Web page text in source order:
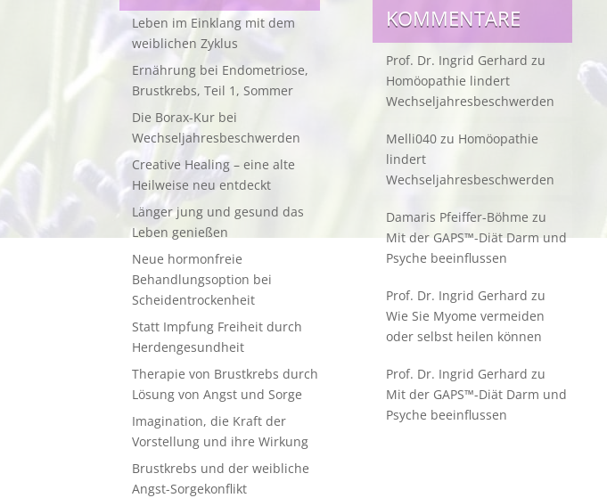
Leben im Einklang mit dem
weiblichen Zyklus
Ernährung bei Endometriose,
Brustkrebs, Teil 1, Sommer
Die Borax-Kur bei
Wechseljahresbeschwerden
Creative Healing – eine alte
Heilweise neu entdeckt
Länger jung und gesund das
Leben genießen
Neue hormonfreie
Behandlungsoption bei
Scheidentrockenheit
Statt Impfung Freiheit durch
Herdengesundheit
Therapie von Brustkrebs durch
Lösung von Angst und Sorge
Imagination, die Kraft der
Vorstellung und ihre Wirkung
Brustkrebs und der weibliche
Angst-Sorgekonflikt
KOMMENTARE
Prof. Dr. Ingrid Gerhard zu
Homöopathie lindert
Wechseljahresbeschwerden
Melli040zu Homöopathie
lindert
Wechseljahresbeschwerden
Damaris Pfeiffer-Böhme zu
Mit der GAPS™-Diät Darm und
Psyche beeinflussen
Prof. Dr. Ingrid Gerhard zu
Wie Sie Myome vermeiden
oder selbst heilen können
Prof. Dr. Ingrid Gerhard zu
Mit der GAPS™-Diät Darm und
Psyche beeinflussen